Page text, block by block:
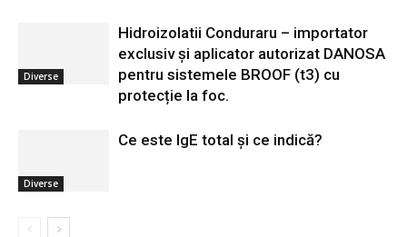
Diverse
Hidroizolatii Conduraru – importator
exclusiv și aplicator autorizat DANOSA
pentru sistemele BROOF (t3) cu
protecție la foc.
Diverse
Ce este IgE total și ce indică?